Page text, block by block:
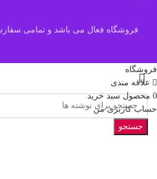
فروشگاه فعال می باشد و تمامی
جستجو
فروشگاه
علاقه مندی
0 محصول سبد خرید
حساب کاربری من